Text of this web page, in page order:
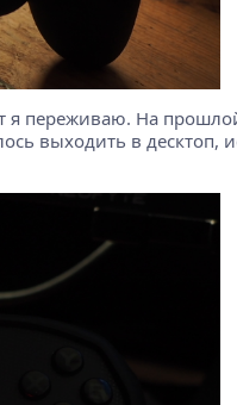
я переживаю. На
выходить в десктоп,